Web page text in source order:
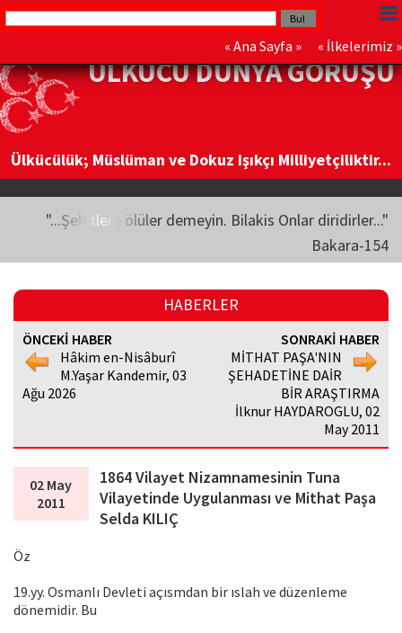
« Ana Sayfa » « İlkelerimiz »
ÜLKÜCÜ DÜNYA GÖRÜŞÜ
Ülkücülük; Müslüman ve Dokuz Işıkçı Milliyetçiliktir...
"...Şehitlere ölüler demeyin. Bilakis Onlar diridirler..."
Bakara-154
HABERLER
ÖNCEKİ HABER
Hâkim en-Nisâburî
M.Yaşar Kandemir, 03
Ağu 2026
SONRAKİ HABER
MİTHAT PAŞA'NIN
ŞEHADETİNE DAİR
BİR ARAŞTIRMA
İlknur HAYDAROGLU, 02
May 2011
02 May
2011
1864 Vilayet Nizamnamesinin Tuna
Vilayetinde Uygulanması ve Mithat Paşa
Selda KILIÇ
Öz
19.yy. Osmanlı Devleti açısmdan bir ıslah ve düzenleme
dönemidir. Bu